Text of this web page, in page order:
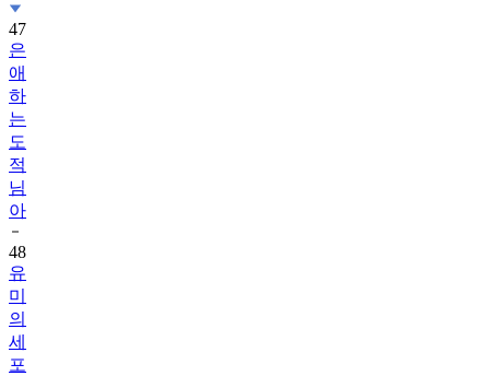
47
은
애
하
는
도
적
님
아
48
유
미
의
세
포